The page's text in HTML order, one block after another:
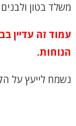
משלד בטון
עמוד זה עדיין
הנוחות.
נשמח לייעץ על